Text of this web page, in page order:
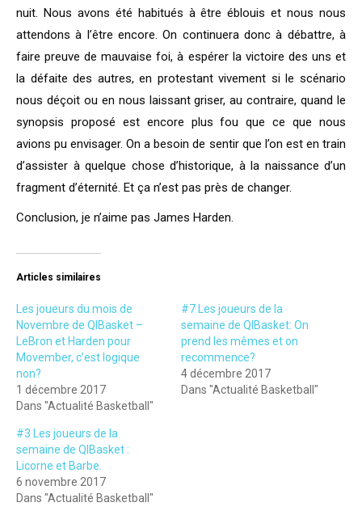
nuit. Nous avons été habitués à être éblouis et nous nous
attendons à l’être encore. On continuera donc à débattre, à
faire preuve de mauvaise foi, à espérer la victoire des uns et
la défaite des autres, en protestant vivement si le scénario
nous déçoit ou en nous laissant griser, au contraire, quand le
synopsis proposé est encore plus fou que ce que nous
avions pu envisager. On a besoin de sentir que l’on est en train
d’assister à quelque chose d’historique, à la naissance d’un
fragment d’éternité. Et ça n’est pas près de changer.
Conclusion, je n’aime pas James Harden.
Articles similaires
Les joueurs du mois de
Novembre de QIBasket –
LeBron et Harden pour
Movember, c’est logique
non?
1 décembre 2017
Dans "Actualité Basketball"
#7 Les joueurs de la
semaine de QIBasket: On
prend les mêmes et on
recommence?
4 décembre 2017
Dans "Actualité Basketball"
#3 Les joueurs de la
semaine de QIBasket :
Licorne et Barbe.
6 novembre 2017
Dans "Actualité Basketball"